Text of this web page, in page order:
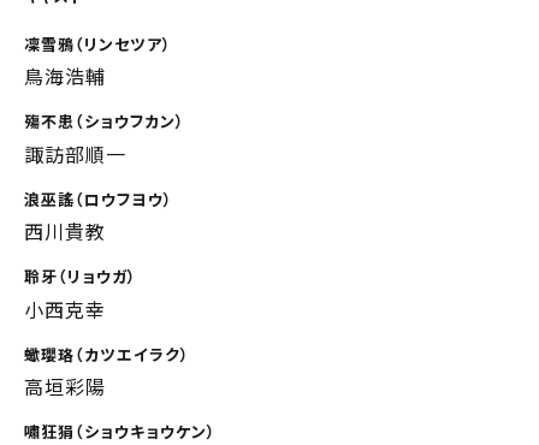
凜雪鴉（リンセツア）
鳥海浩輔
殤不患（ショウフカン）
諏訪部順一
浪巫謠（ロウフヨウ）
西川貴教
聆牙（リョウガ）
小西克幸
蠍瓔珞（カツエイラク）
高垣彩陽
嘯狂狷（ショウキョウケン）